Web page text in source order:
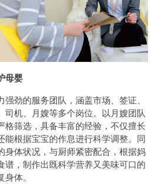
母婴
劲的服务团队，涵盖市场、签证、
司机、月嫂等多个岗位。以月嫂团队
格筛选，具备丰富的经验，不仅擅长
能根据宝宝的作息进行科学调整。同
身体状况，与厨师紧密配合，根据妈
谱，制作出既科学营养又美味可口的
体。